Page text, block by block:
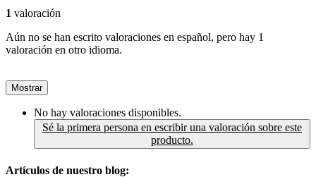
1 valoración
Aún no se han escrito valoraciones en español, pero hay 1
valoración en otro idioma.
Mostrar
No hay valoraciones disponibles.
Sé la primera persona en escribir una valoración sobre este
producto.
Artículos de nuestro blog: